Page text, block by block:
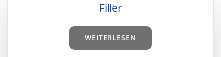
Fil­ler
WEI­TER­LE­SEN